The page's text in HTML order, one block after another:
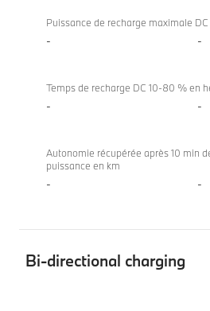
Puissance de recharge maximale
- -
Temps de recharge DC 10-80 % en
- -
Autonomie récupérée après 10 min
puissance en km
- -
Bi-directional charging